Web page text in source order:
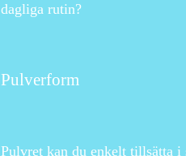
dagliga rutin?
Pulverform
Pulvret kan du enkelt tillsätta i